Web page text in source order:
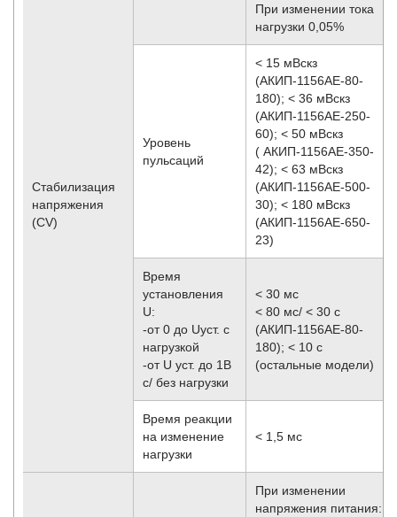
Стабилизация
напряжения
(CV)
При изменении тока
нагрузки 0,05%
Уровень
пульсаций
< 15 мВскз
(АКИП-1156АЕ-80-
180); < 36 мВскз
(АКИП-1156АЕ-250-
60); < 50 мВскз
( АКИП-1156АЕ-350-
42); < 63 мВскз
(АКИП-1156АЕ-500-
30); < 180 мВскз
(АКИП-1156АЕ-650-
23)
Время
установления
U:
-от 0 до Uуст. с
нагрузкой
-от U уст. до 1В
с/ без нагрузки
< 30 мс
< 80 мс/ < 30 с
(АКИП-1156АЕ-80-
180); < 10 с
(остальные модели)
Время реакции
на изменение
нагрузки
< 1,5 мс
При изменении
напряжения питания: